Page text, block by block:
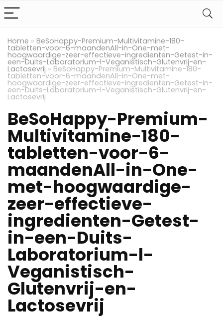
Home » BeSoHappy-Premium-Multivitamine-180-
tabletten-voor-6-maandenAll-in-One-met-
hoogwaardige-zeer-effectieve-ingredienten-Getest-in-
een-Duits-Laboratorium-l-Veganistisch-Glutenvrij-en-
Lactosevrij » BeSoHappy-Premium-Multivitamine-180-
tabletten-voor-6-maandenAll-in-One-met-
hoogwaardige-zeer-effectieve-ingredienten-Getest-in-
een-Duits-Laboratorium-l-Veganistisch-Glutenvrij-en-
Lactosevrij
BeSoHappy-Premium-
Multivitamine-180-
tabletten-voor-6-
maandenAll-in-One-
met-hoogwaardige-
zeer-effectieve-
ingredienten-Getest-
in-een-Duits-
Laboratorium-l-
Veganistisch-
Glutenvrij-en-
Lactosevrij